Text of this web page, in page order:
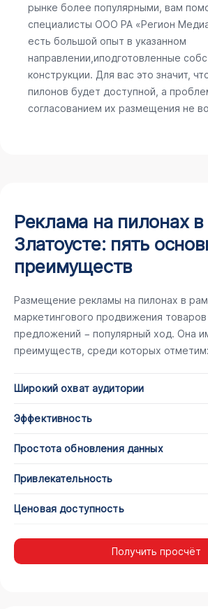
рынке более популярными, вам
специалисты ООО РА «Регион
есть большой опыт в указанном
направлении,иподготовленные
конструкции. Для вас это значит,
пилонов будет доступной, а
согласованием их размещения не
Реклама на пилонах в
Златоусте: пять
преимуществ
Размещение рекламы на пилонах в
маркетингового продвижения
предложений − популярный ход. Она
преимуществ, среди которых отметим:
Широкий охват аудитории
Эффективность
Простота обновления данных
Привлекательность
Ценовая доступность
Получить просчёт